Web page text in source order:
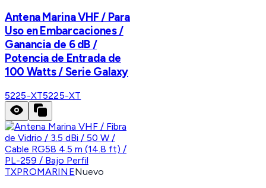
Antena Marina VHF / Para
Uso en Embarcaciones /
Ganancia de 6 dB /
Potencia de Entrada de
100 Watts / Serie Galaxy
5225-XT5225-XT
TXPROMARINENuevo